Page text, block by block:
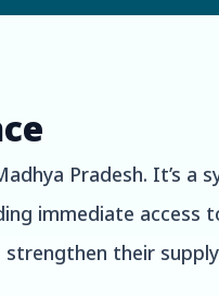
Pradesh. It’s a
immediate access
their